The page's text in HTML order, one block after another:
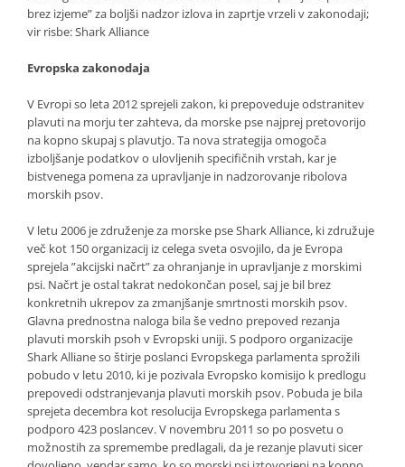
brez izjeme” za boljši nadzor izlova in zaprtje vrzeli v zakonodaji;
vir risbe: Shark Alliance
Evropska zakonodaja
V Evropi so leta 2012 sprejeli zakon, ki prepoveduje odstranitev
plavuti na morju ter zahteva, da morske pse najprej pretovorijo
na kopno skupaj s plavutjo. Ta nova strategija omogoča
izboljšanje podatkov o ulovljenih specifičnih vrstah, kar je
bistvenega pomena za upravljanje in nadzorovanje ribolova
morskih psov.
V letu 2006 je združenje za morske pse Shark Alliance, ki združuje
več kot 150 organizacij iz celega sveta osvojilo, da je Evropa
sprejela ”akcijski načrt” za ohranjanje in upravljanje z morskimi
psi. Načrt je ostal takrat nedokončan posel, saj je bil brez
konkretnih ukrepov za zmanjšanje smrtnosti morskih psov.
Glavna prednostna naloga bila še vedno prepoved rezanja
plavuti morskih psoh v Evropski uniji. S podporo organizacije
Shark Alliane so štirje poslanci Evropskega parlamenta sprožili
pobudo v letu 2010, ki je pozivala Evropsko komisijo k predlogu
prepovedi odstranjevanja plavuti morskih psov. Pobuda je bila
sprejeta decembra kot resolucija Evropskega parlamenta s
podporo 423 poslancev. V novembru 2011 so po posvetu o
možnostih za spremembe predlagali, da je rezanje plavuti sicer